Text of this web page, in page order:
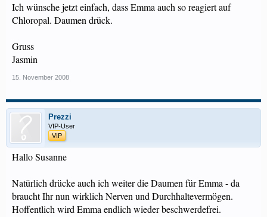
Ich wünsche jetzt einfach, dass Emma auch so reagiert auf
Chloropal. Daumen drück.
Gruss
Jasmin
15. November 2008
Prezzi
VIP-User
VIP
Hallo Susanne
Natürlich drücke auch ich weiter die Daumen für Emma - da
braucht Ihr nun wirklich Nerven und Durchhaltevermögen.
Hoffentlich wird Emma endlich wieder beschwerdefrei.